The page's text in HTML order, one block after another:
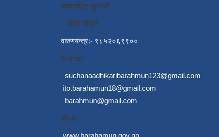
चक्रघट्टि सुनसरी
कोशी प्रदेश
वारुणयन्त्र:- ९८५२०६९९००
E-mail:-
suchanaadhikaribarahmun123@gmail.com
ito.barahamun18@gmail.com
barahmun@gmail.com
Web:-
www.barahamun.gov.np